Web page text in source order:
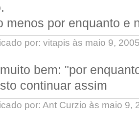
menos por enquanto e
por: vitapis às maio 9,
bem: "por
continuar assim
por: Ant Curzio às maio 9,